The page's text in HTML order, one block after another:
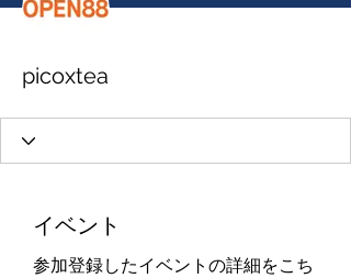
picoxtea
イベント
参加登録したイベントの詳細をこち